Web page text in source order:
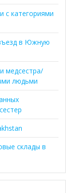
с категориями
в Южную
медсестра/
людьми
склады в